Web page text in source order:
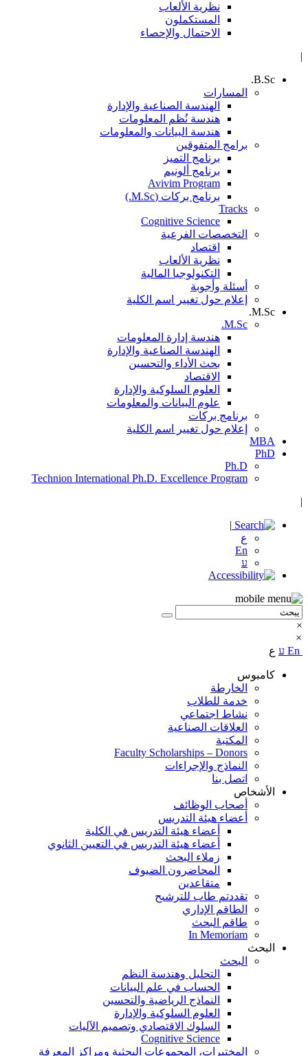
نظرية الألعاب
المستكملون
الاحتمال والإحصاء
|
B.Sc.
المسارات
الهندسة الصناعية والإدارة
هندسة نُظم المعلومات
هندسة البيانات والمعلومات
برامج المتفوقين
برنامج التميز
برنامج ألونيم
Avivim Program
برنامج بركات (M.Sc.)
Tracks
Cognitive Science
التخصصات الفرعية
اقتصاد
نظرية الألعاب
التكنولوجيا المالية
أسئلة وأجوبة
إعلام حول تغيير اسم الكلية
M.Sc.
M.Sc.
هندسة إدارة المعلومات
الهندسة الصناعية والإدارة
بحث الأداء والتحسين
الاقتصاد
العلوم السلوكية والإدارة
علوم البيانات والمعلومات
برنامج بركات
إعلام حول تغيير اسم الكلية
MBA
PhD
Ph.D
Technion International Ph.D. Excellence Program
|
|
ع
En
ע
×
×
ע ع
كامبوس
الخارطة
خدمة للطلاب
نشاط اجتماعي
العلاقات الصناعية
المكتبة
Faculty Scholarships – Donors
النماذج والإجراءات
اتصل بنا
الأشخاص
أصحاب الوظائف
أعضاء هيئة التدريس
أعضاء هيئة التدريس في الكلية
أعضاء هيئة التدريس في التعيين الثانوي
زملاء البحث
المحاضرون الضيوف
متقاعدين
تقددتم طاب للترشىح
الطاقم الإداري
طاقم البحث
In Memoriam
البحث
البحث
التحليل وهندسة النظم
الحساب في علم البيانات
النماذج الرياضية والتحسين
العلوم السلوكية والإدارة
السلوك الاقتصادي وتصميم الآليات
Cognitive Science
المختبرات، المجموعات البحثية ومراكز المعرفة